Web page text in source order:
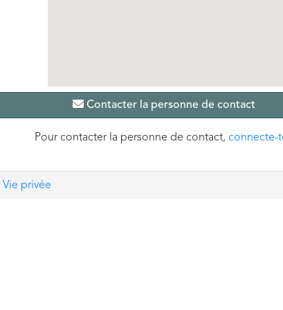
Contacter la personne de contact
Pour contacter la personne de contact, connecte-
Vie privée